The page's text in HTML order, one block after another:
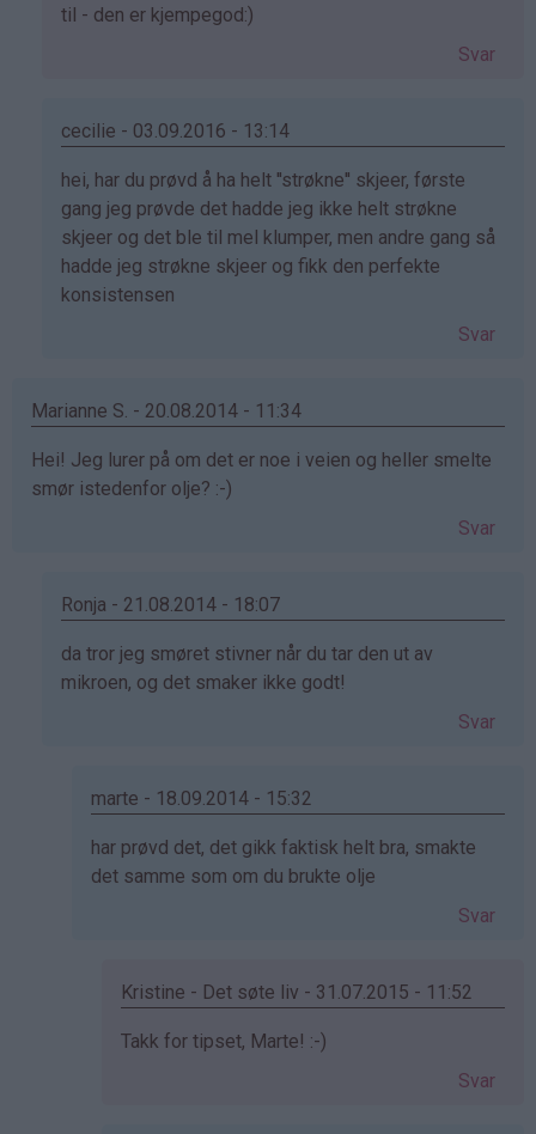
til - den er kjempegod:)
Svar
cecilie - 03.09.2016 - 13:14
Som
svar
på
av
Linn
hei, har du prøvd å ha helt ''strøkne'' skjeer, første
gang jeg prøvde det hadde jeg ikke helt strøkne
skjeer og det ble til mel klumper, men andre gang så
hadde jeg strøkne skjeer og fikk den perfekte
konsistensen
Svar
Marianne S. - 20.08.2014 - 11:34
Hei! Jeg lurer på om det er noe i veien og heller smelte
smør istedenfor olje? :-)
Svar
Ronja - 21.08.2014 - 18:07
Som
svar
bekreftet)
da tror jeg smøret stivner når du tar den ut av
mikroen, og det smaker ikke godt!
Svar
marte - 18.09.2014 - 15:32
Som
svar
(ikke
har prøvd det, det gikk faktisk helt bra, smakte
det samme som om du brukte olje
Svar
Kristine - Det søte liv - 31.07.2015 - 11:52
Som
Takk for tipset, Marte! :-)
Svar